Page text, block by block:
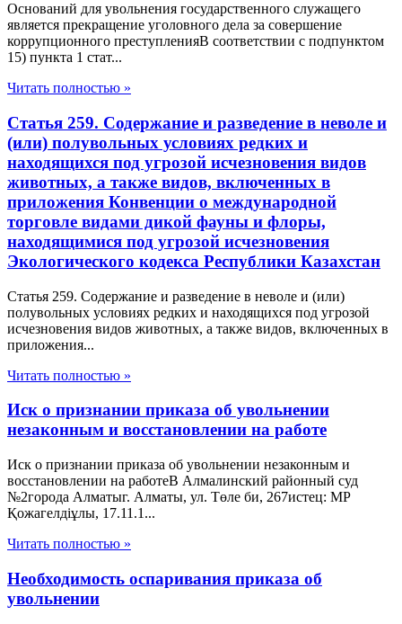
Оснований для увольнения государственного служащего
является прекращение уголовного дела за совершение
коррупционного преступленияВ соответствии с подпунктом
15) пункта 1 стат...
Читать полностью »
Статья 259. Содержание и разведение в неволе и
(или) полувольных условиях редких и
находящихся под угрозой исчезновения видов
животных, а также видов, включенных в
приложения Конвенции о международной
торговле видами дикой фауны и флоры,
находящимися под угрозой исчезновения
Экологического кодекса Республики Казахстан
Статья 259. Содержание и разведение в неволе и (или)
полувольных условиях редких и находящихся под угрозой
исчезновения видов животных, а также видов, включенных в
приложения...
Читать полностью »
Иск о признании приказа об увольнении
незаконным и восстановлении на работе
Иск о признании приказа об увольнении незаконным и
восстановлении на работеВ Алмалинский районный суд
№2города Алматыг. Алматы, ул. Төле би, 267истец: МР
Қожагелдіұлы, 17.11.1...
Читать полностью »
Необходимость оспаривания приказа об
увольнении